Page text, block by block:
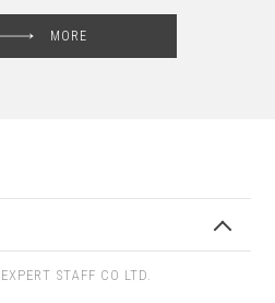
MORE
STAFF CO LTD.